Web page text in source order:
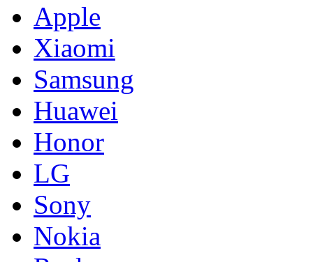
Apple
Xiaomi
Samsung
Huawei
Honor
LG
Sony
Nokia